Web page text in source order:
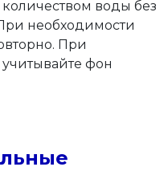
воды без
необходимости
При
фон